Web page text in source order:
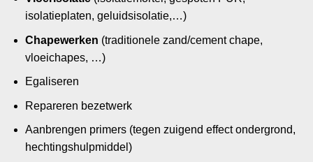
isolatieplaten, geluidsisolatie,…)
Chapewerken (traditionele zand/cement chape,
vloeichapes, …)
Egaliseren
Repareren bezetwerk
Aanbrengen primers (tegen zuigend effect ondergrond,
hechtingshulpmiddel)